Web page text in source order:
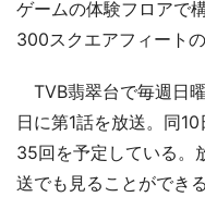
ゲームの体験フロアで
300スクエアフィート
TVB翡翠台で毎週日
日に第1話を放送。同
35回を予定している。
送でも見ることができ